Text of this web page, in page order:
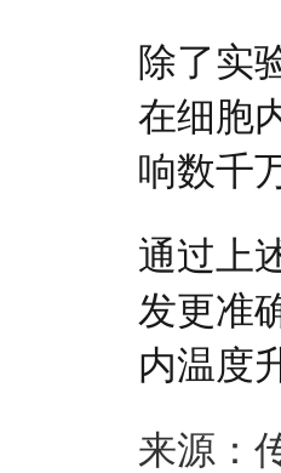
除了实
在细胞
响数千
通过上
发更准
内温度
来源：